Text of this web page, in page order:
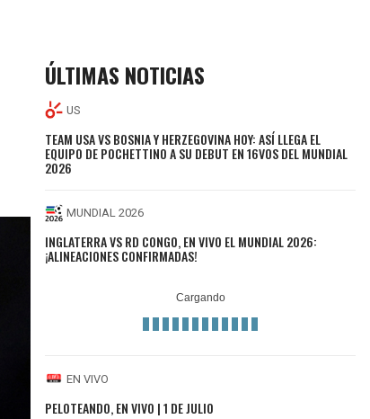
ÚLTIMAS NOTICIAS
US
TEAM USA VS BOSNIA Y HERZEGOVINA HOY: ASÍ LLEGA EL
EQUIPO DE POCHETTINO A SU DEBUT EN 16VOS DEL MUNDIAL
2026
MUNDIAL 2026
INGLATERRA VS RD CONGO, EN VIVO EL MUNDIAL 2026:
¡ALINEACIONES CONFIRMADAS!
EN VIVO
PELOTEANDO, EN VIVO | 1 DE JULIO